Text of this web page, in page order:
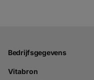
Bedrijfsgegevens
Vitabron